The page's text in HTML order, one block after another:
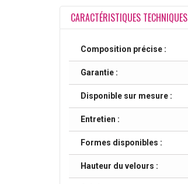
CARACTÉRISTIQUES TECHNIQUES
Composition précise :
Garantie :
Disponible sur mesure :
Entretien :
Formes disponibles :
Hauteur du velours :